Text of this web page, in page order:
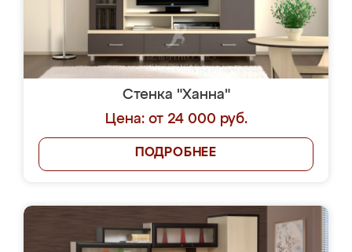
Стенка "Ханна"
Цена: от 24 000 руб.
ПОДРОБНЕЕ